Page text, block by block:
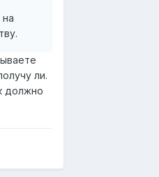
ли.
должно